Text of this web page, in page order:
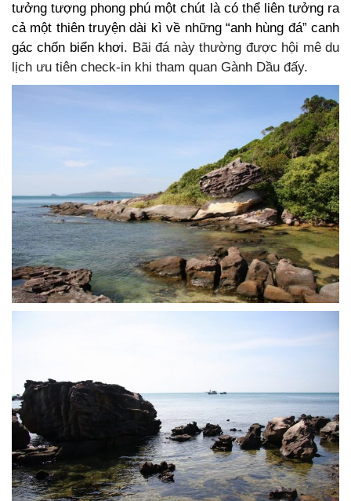
tưởng tượng phong phú một chút là có thể liên tưởng ra
cả một thiên truyện dài kì về những “anh hùng đá” canh
gác chốn biển khơi. Bãi đá này thường được hội mê du
lịch ưu tiên check-in khi tham quan Gành Dầu đấy.